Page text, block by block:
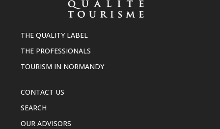
THE QUALITY LABEL
THE PROFESSIONALS
TOURISM IN NORMANDY
CONTACT US
SEARCH
OUR ADVISORS